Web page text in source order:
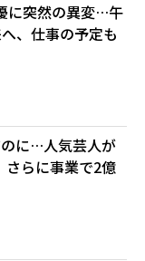
に突然の異変…午
、仕事の予定も
に…人気芸人が
さらに事業で2億